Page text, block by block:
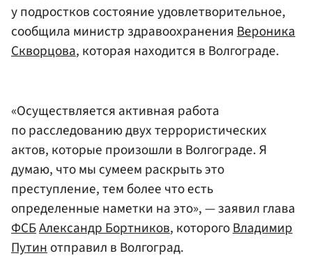
у подростков состояние удовлетворительное,
сообщила министр здравоохраненияВероника
Скворцова, которая находится в Волгограде.
«Осуществляется активная работа
по расследованию двух террористических
актов, которые произошли в Волгограде. Я
думаю, что мы сумеем раскрыть это
преступление, тем более что есть
определенные наметки на это», — заявил глава
ФСБАлександр Бортников, которогоВладимир
Путинотправил в Волгоград.